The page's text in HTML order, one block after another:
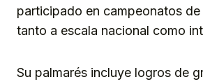
participado en campeonatos de
tanto a escala nacional como
Su palmarés incluye logros de